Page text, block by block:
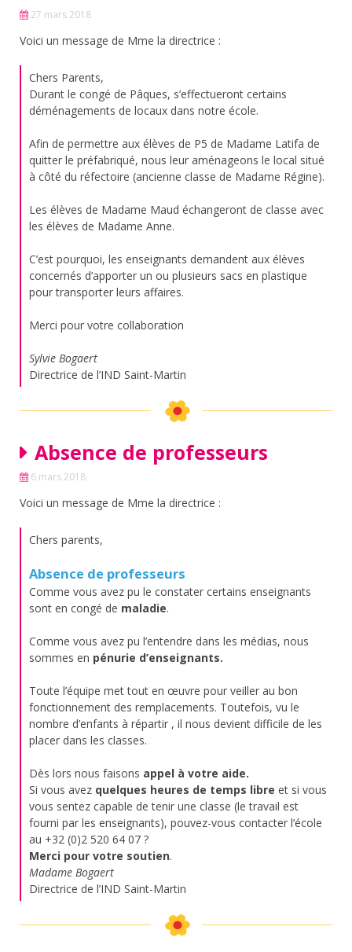
27 mars 2018
Voici un message de Mme la directrice :
Chers Parents,
Durant le congé de Pâques, s’effectueront certains
déménagements de locaux dans notre école.
Afin de permettre aux élèves de P5 de Madame Latifa de
quitter le préfabriqué, nous leur aménageons le local situé
à côté du réfectoire (ancienne classe de Madame Régine).
Les élèves de Madame Maud échangeront de classe avec
les élèves de Madame Anne.
C’est pourquoi, les enseignants demandent aux élèves
concernés d’apporter un ou plusieurs sacs en plastique
pour transporter leurs affaires.
Merci pour votre collaboration
Sylvie Bogaert
Directrice de l’IND Saint-Martin
Absence de professeurs
6 mars 2018
Voici un message de Mme la directrice :
Chers parents,
Absence de professeurs
Comme vous avez pu le constater certains enseignants
sont en congé de maladie.
Comme vous avez pu l’entendre dans les médias, nous
sommes en pénurie d’enseignants.
Toute l’équipe met tout en œuvre pour veiller au bon
fonctionnement des remplacements. Toutefois, vu le
nombre d’enfants à répartir , il nous devient difficile de les
placer dans les classes.
Dès lors nous faisons appel à votre aide.
Si vous avez quelques heures de temps libre et si vous
vous sentez capable de tenir une classe (le travail est
fourni par les enseignants), pouvez-vous contacter l’école
au +32 (0)2 520 64 07 ?
Merci pour votre soutien.
Madame Bogaert
Directrice de l’IND Saint-Martin